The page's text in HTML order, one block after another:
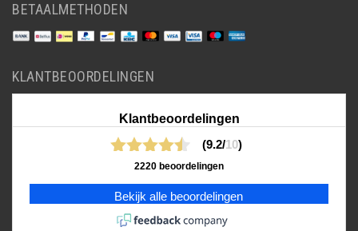
BETAALMETHODEN
KLANTBEOORDELINGEN
Klantbeoordelingen
(9.2/10)
2220 beoordelingen
Bekijk alle beoordelingen